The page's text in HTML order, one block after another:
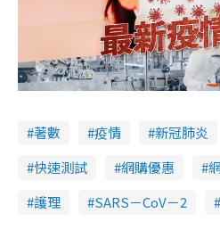
著數 疫情 新冠肺炎
快速測試
網購優惠
護理
SARS－CoV－2